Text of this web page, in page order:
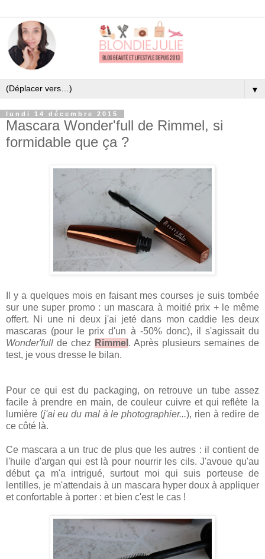
▼
lundi 14 décembre 2015
Mascara Wonder'full de Rimmel, si
formidable que ça ?
Il y a quelques mois en faisant mes courses je suis tombée
sur une super promo : un mascara à moitié prix + le même
offert. Ni une ni deux j'ai jeté dans mon caddie les deux
mascaras (pour le prix d'un à -50% donc), il s'agissait du
Wonder'full de chez Rimmel . Après plusieurs semaines de
test, je vous dresse le bilan.
Pour ce qui est du packaging, on retrouve un tube assez
facile à prendre en main, de couleur cuivre et qui reflète la
lumière (j'ai eu du mal à le photographier...), rien à redire de
ce côté là.
Ce mascara a un truc de plus que les autres : il contient de
l'huile d'argan qui est là pour nourrir les cils. J'avoue qu'au
début ça m'a intrigué, surtout moi qui suis porteuse de
lentilles, je m'attendais à un mascara hyper doux à appliquer
et confortable à porter : et bien c'est le cas !